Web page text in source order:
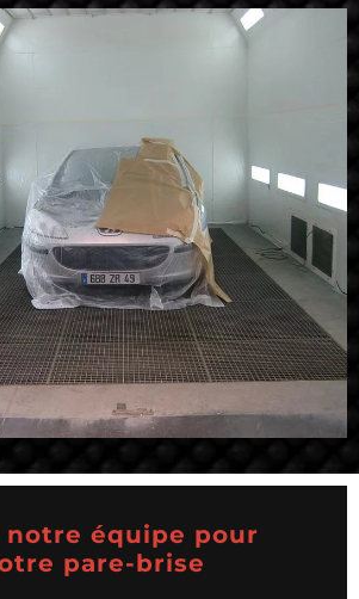
notre équipe pour
pare-brise